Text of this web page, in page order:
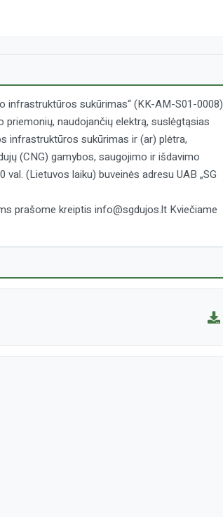
infrastruktūros sukūrimas“ (KK-AM-S01-0008)
naudojančių elektrą, suslėgtąsias
infrastruktūros sukūrimas ir (ar) plėtra,
(CNG) gamybos, saugojimo ir išdavimo
(Lietuvos laiku) buveinės adresu UAB „SG
prašome kreiptis info@sgdujos.lt Kviečiame